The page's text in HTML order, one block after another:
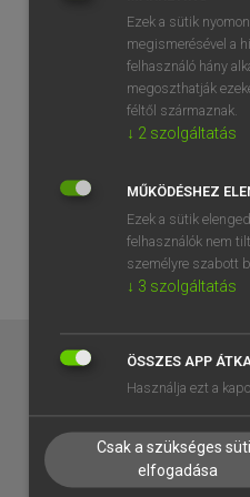
EGYÉNI FELHASZNÁLÓKNAK
TANULÓKNAK
VÁLLALATI MEGOLDÁSOK
Ezek a sütik
megismerésével a
felhasználó hány
megoszthatják
féltől származnak.
↓ 2 szolgáltatás
MŰKÖDÉSHEZ
Ezek a sütik
felhasználók nem
személyre szabott
↓ 3 szolgáltatás
ÖSSZES APP
Használja ezt a
Csak a szükséges
elfogadása